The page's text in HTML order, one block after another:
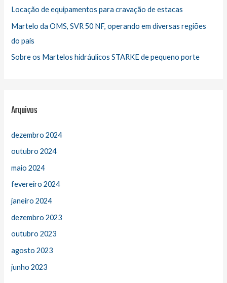
r
Locação de equipamentos para cravação de estacas
Martelo da OMS, SVR 50 NF, operando em diversas regiões
do país
Sobre os Martelos hidráulicos STARKE de pequeno porte
Arquivos
dezembro 2024
outubro 2024
maio 2024
fevereiro 2024
janeiro 2024
dezembro 2023
outubro 2023
agosto 2023
junho 2023